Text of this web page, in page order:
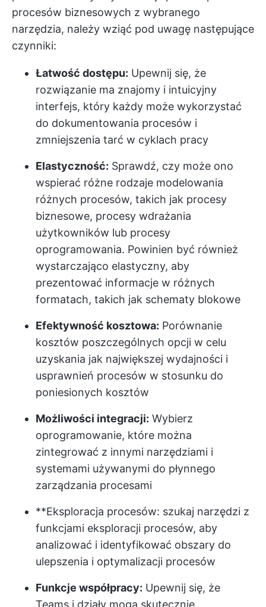
procesów biznesowych z wybranego
narzędzia, należy wziąć pod uwagę następujące
czynniki:
Łatwość dostępu: Upewnij się, że
rozwiązanie ma znajomy i intuicyjny
interfejs, który każdy może wykorzystać
do dokumentowania procesów i
zmniejszenia tarć w cyklach pracy
Elastyczność: Sprawdź, czy może ono
wspierać różne rodzaje modelowania
różnych procesów, takich jak procesy
biznesowe, procesy wdrażania
użytkowników lub procesy
oprogramowania. Powinien być również
wystarczająco elastyczny, aby
prezentować informacje w różnych
formatach, takich jak schematy blokowe
Efektywność kosztowa: Porównanie
kosztów poszczególnych opcji w celu
uzyskania jak największej wydajności i
usprawnień procesów w stosunku do
poniesionych kosztów
Możliwości integracji: Wybierz
oprogramowanie, które można
zintegrować z innymi narzędziami i
systemami używanymi do płynnego
zarządzania procesami
**Eksploracja procesów: szukaj narzędzi z
funkcjami eksploracji procesów, aby
analizować i identyfikować obszary do
ulepszenia i optymalizacji procesów
Funkcje współpracy: Upewnij się, że
Teams i działy mogą skutecznie